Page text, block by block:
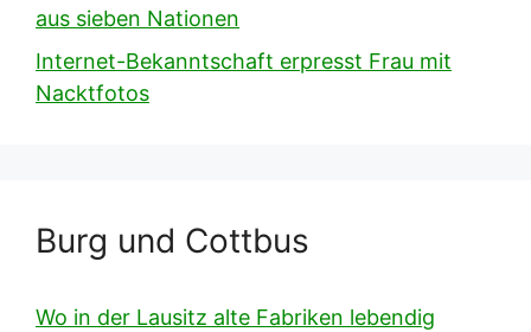
aus sieben Nationen
Internet-Bekanntschaft erpresst Frau mit
Nacktfotos
Burg und Cottbus
Wo in der Lausitz alte Fabriken lebendig